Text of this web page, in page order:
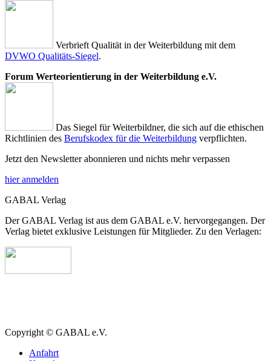
Verbrieft Qualität in der Weiterbildung mit dem
DVWO Qualitäts-Siegel.
Forum Werteorientierung in der Weiterbildung e.V.
Das Siegel für Weiterbildner, die sich auf die ethischen
Richtlinien des Berufskodex für die Weiterbildung verpflichten.
Jetzt den Newsletter abonnieren und nichts mehr verpassen
hier anmelden
GABAL Verlag
Der GABAL Verlag ist aus dem GABAL e.V. hervorgegangen. Der
Verlag bietet exklusive Leistungen für Mitglieder. Zu den Verlagen:
Copyright © GABAL e.V.
Anfahrt